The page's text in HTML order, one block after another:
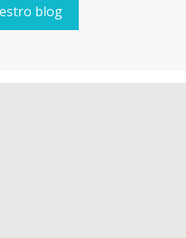
blog